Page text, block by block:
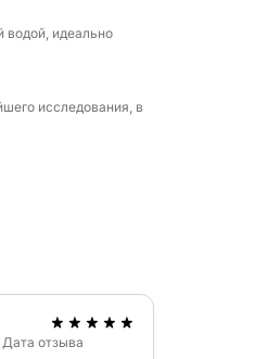
водой, идеально
исследования, в
отзыва